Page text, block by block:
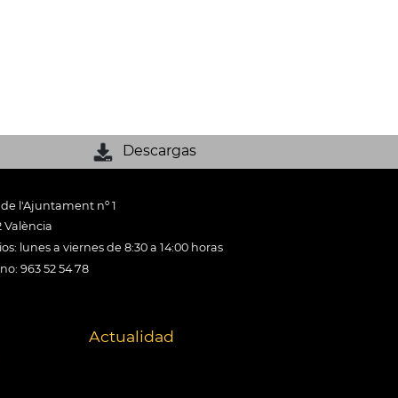
Descargas
l'Ajuntament nº 1
València
lunes a viernes de 8:30 a 14:00 horas
963 52 54 78
Actualidad